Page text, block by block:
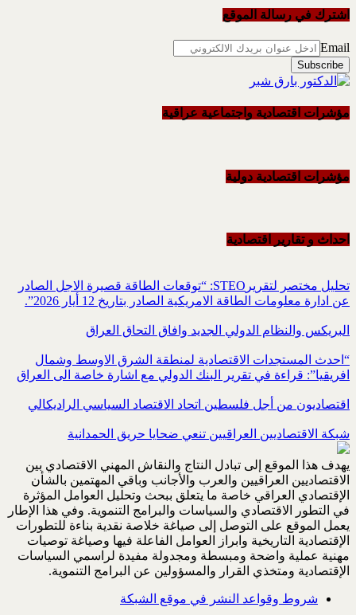
اشترك في رسالة الموقع
Email
مؤشرات اقتصادية واجتماعية عراقية
مؤشرات اقتصادية دولية
احداث و تقاریر اقتصادیة
تحليل مختصر لتقريرSTEO‏: “توقعات الطاقة قصيرة الاجل الصادر
عن ادارة معلومات الطاقة الامريكية ‏الصادر بتاريخ 12 أيار 2026”.‏
البريكس والنظام الدولي الجديد وافاق التحاق العراق
“احدث المستجدات الاقتصادية لمنطقة الشرق الاوسط وشمال
افريقيا”: قراءة في تقرير البنك الدولي مع اشارة خاصة الى العراق
اقتصاديون من أجل فلسطين اتحاد الاقتصاد السياسي الراديكالي
شبكة الاقتصاديين العراقيين تنعي ضحايا حريق الحمدانية
يهدف هذا الموقع إلى تبادل النتاج والنقاش المهني الاقتصادي بين
الاقتصاديين العراقيين والعرب والأجانب وباقي المهتمين بالشأن
الإقتصادي العراقي خاصة ما يتعلق ببحث وتحليل العوامل المؤثرة
في التطور الاقتصادي والسياسات والبرامج التنموية. وفي هذا الإطار
يعمل الموقع على التوصل إلى صياغة خلاصة نقدية بناءة للتطورات
الإقتصادية التاريخية وابراز العوامل الفاعلة فيها وصياغة توصيات
مهنية عملية واضحة ومبسطة ومجدولة مفيدة لراسمي السياسات
الإقتصادية ومتخذي القرار والمسؤولين عن البرامج التنموية.
شروط وقواعد النشر في موقع الشبكة